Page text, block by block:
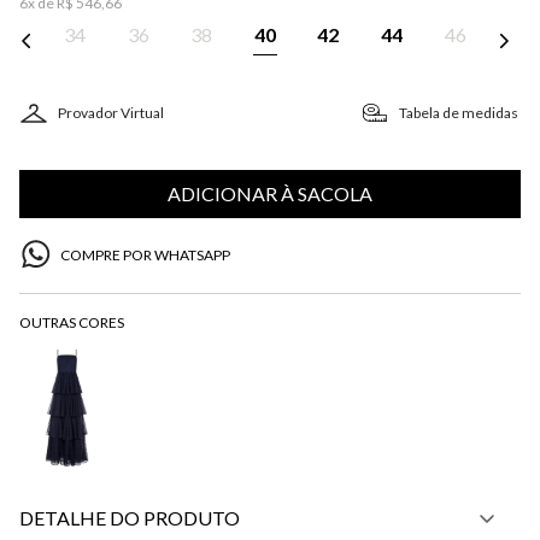
34 36 38 40 42 44 46
Provador Virtual Tabela de medidas
ADICIONAR À SACOLA
COMPRE POR WHATSAPP
DETALHE DO PRODUTO